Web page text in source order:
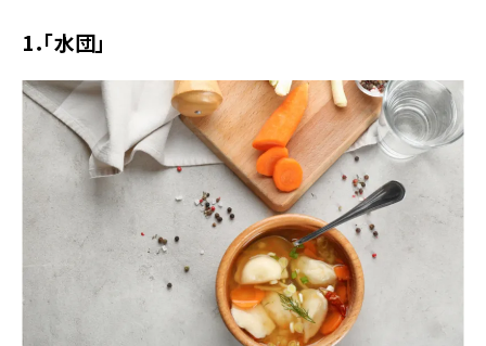
1．「水団」